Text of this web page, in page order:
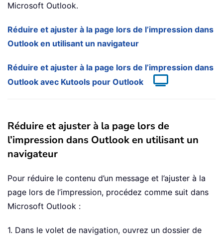
Microsoft Outlook.
Réduire et ajuster à la page lors de l’impression dans
Outlook en utilisant un navigateur
Réduire et ajuster à la page lors de l’impression dans
Outlook avec Kutools pour Outlook
Réduire et ajuster à la page lors de
l’impression dans Outlook en utilisant un
navigateur
Pour réduire le contenu d’un message et l’ajuster à la
page lors de l’impression, procédez comme suit dans
Microsoft Outlook :
1. Dans le volet de navigation, ouvrez un dossier de